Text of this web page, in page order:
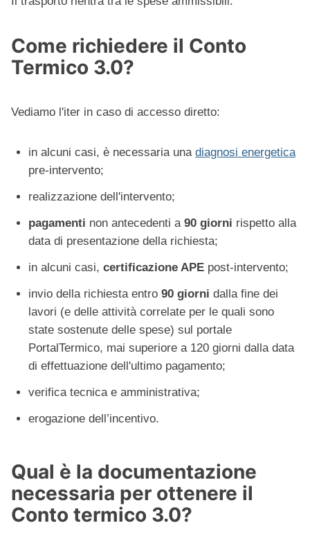
Come richiedere il Conto
Termico 3.0?
Vediamo l'iter in caso di accesso diretto:
in alcuni casi, è necessaria una diagnosi energetica
pre-intervento;
realizzazione dell'intervento;
pagamenti non antecedenti a 90 giorni rispetto alla
data di presentazione della richiesta;
in alcuni casi, certificazione APE post-intervento;
invio della richiesta entro 90 giorni dalla fine dei
lavori (e delle attività correlate per le quali sono
state sostenute delle spese) sul portale
PortalTermico, mai superiore a 120 giorni dalla data
di effettuazione dell'ultimo pagamento;
verifica tecnica e amministrativa;
erogazione dell’incentivo.
Qual è la documentazione
necessaria per ottenere il
Conto termico 3.0?